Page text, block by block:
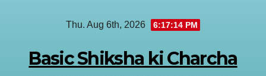
Thu. Aug 6th, 2026 6:17:15 PM
Basic Shiksha ki Charcha